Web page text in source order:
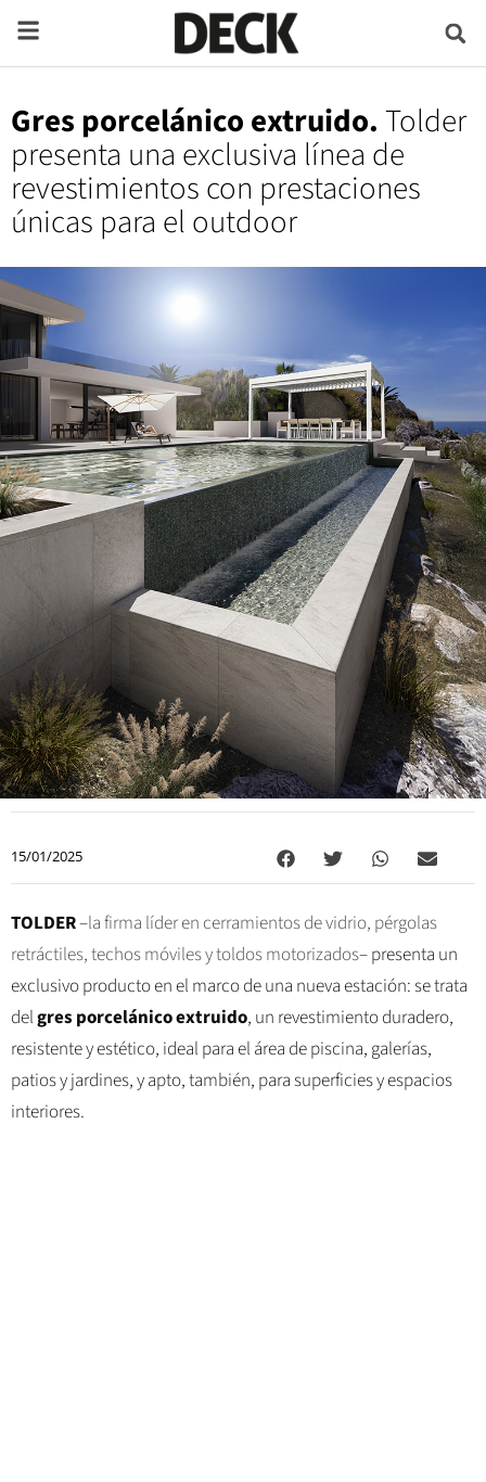
Gres porcelánico extruido.Tolder
presenta una exclusiva línea de
revestimientos con prestaciones
únicas para el outdoor
15/01/2025
TOLDER–la firma líder en cerramientos de vidrio, pérgolas
retráctiles, techos móviles y toldos motorizados– presenta un
exclusivo producto en el marco de una nueva estación: se trata
delgres porcelánico extruido, un revestimiento duradero,
resistente y estético, ideal para el área de piscina, galerías,
patios y jardines, y apto, también, para superficies y espacios
interiores.